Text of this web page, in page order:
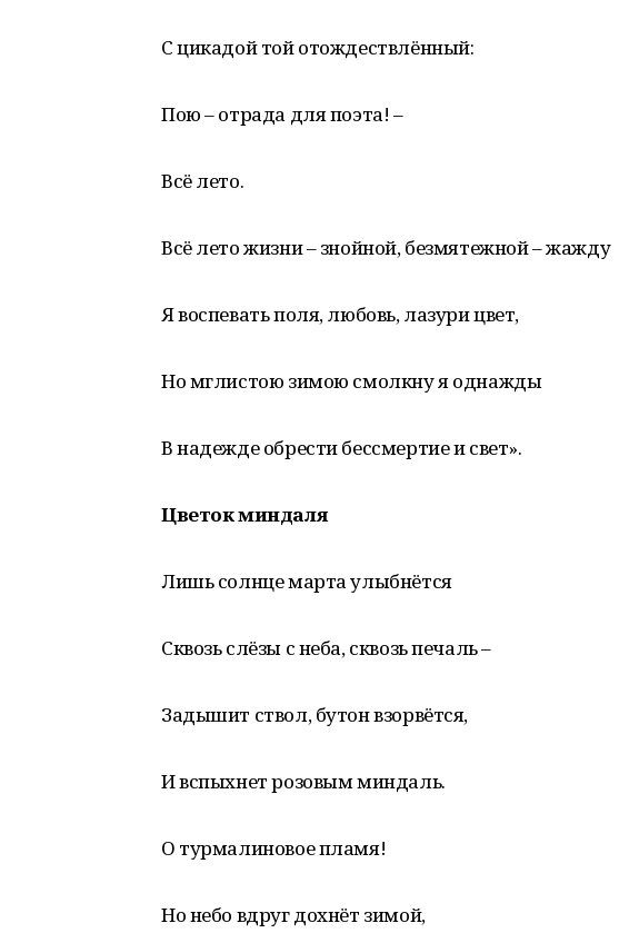
С цикадой той отождествлённый:
Пою – отрада для поэта! –
Всё лето.
Всё лето жизни – знойной, безмятежной – жажду
Я воспевать поля, любовь, лазури цвет,
Но мглистою зимою смолкну я однажды
В надежде обрести бессмертие и свет».
Цветок миндаля
Лишь солнце марта улыбнётся
Сквозь слёзы с неба, сквозь печаль –
Задышит ствол, бутон взорвётся,
И вспыхнет розовым миндаль.
О турмалиновое пламя!
Но небо вдруг дохнёт зимой,